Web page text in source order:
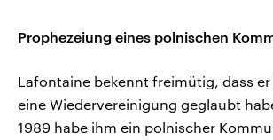
Prophezeiung eines polnischen
Lafontaine bekennt freimütig, dass
eine Wiedervereinigung geglaubt
1989 habe ihm ein polnischer